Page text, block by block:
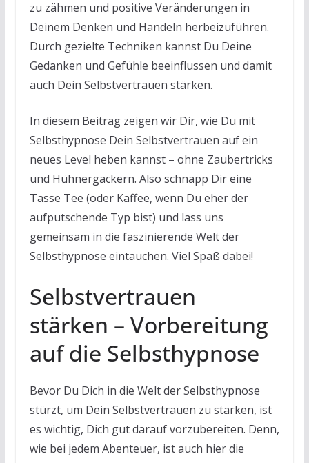
zu zähmen und positive Veränderungen in
Deinem Denken und Handeln herbeizuführen.
Durch gezielte Techniken kannst Du Deine
Gedanken und Gefühle beeinflussen und damit
auch Dein Selbstvertrauen stärken.
In diesem Beitrag zeigen wir Dir, wie Du mit
Selbsthypnose Dein Selbstvertrauen auf ein
neues Level heben kannst – ohne Zaubertricks
und Hühnergackern. Also schnapp Dir eine
Tasse Tee (oder Kaffee, wenn Du eher der
aufputschende Typ bist) und lass uns
gemeinsam in die faszinierende Welt der
Selbsthypnose eintauchen. Viel Spaß dabei!
Selbstvertrauen
stärken – Vorbereitung
auf die Selbsthypnose
Bevor Du Dich in die Welt der Selbsthypnose
stürzt, um Dein Selbstvertrauen zu stärken, ist
es wichtig, Dich gut darauf vorzubereiten. Denn,
wie bei jedem Abenteuer, ist auch hier die